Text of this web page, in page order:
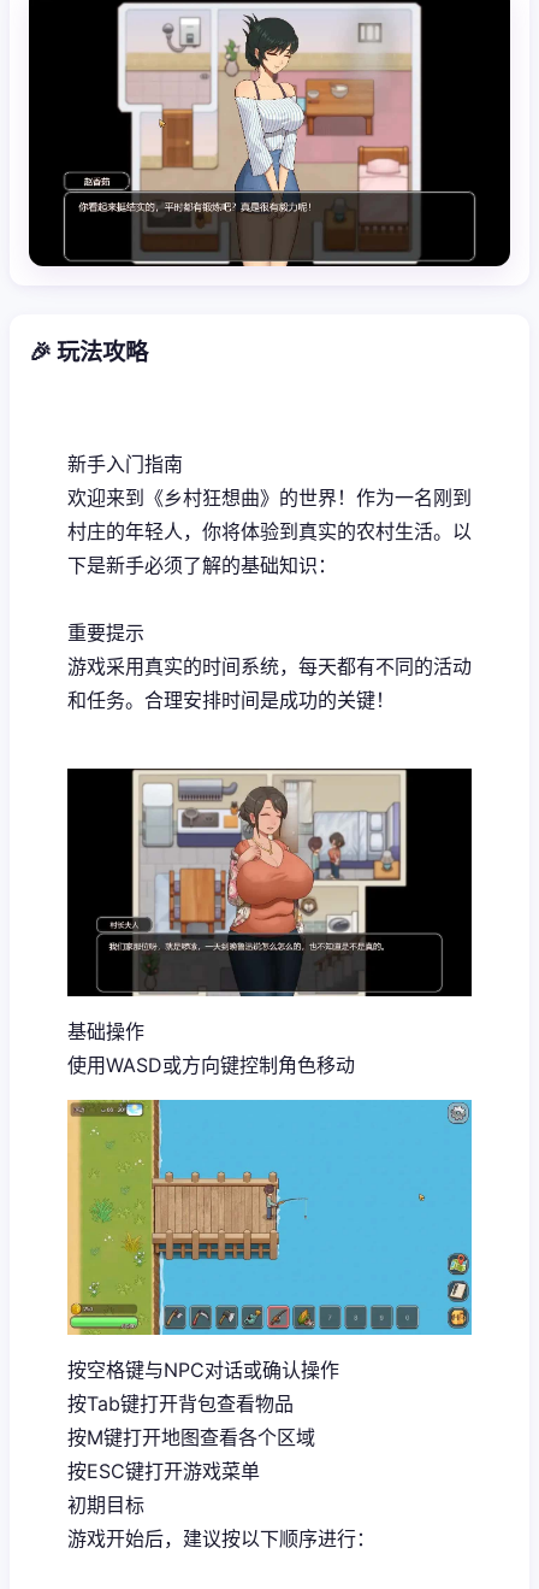
🎉 玩法攻略
新手入门指南
欢迎来到《乡村狂想曲》的世界！作为一名刚到
村庄的年轻人，你将体验到真实的农村生活。以
下是新手必须了解的基础知识：
重要提示
游戏采用真实的时间系统，每天都有不同的活动
和任务。合理安排时间是成功的关键！
基础操作
使用WASD或方向键控制角色移动
按空格键与NPC对话或确认操作
按Tab键打开背包查看物品
按M键打开地图查看各个区域
按ESC键打开游戏菜单
初期目标
游戏开始后，建议按以下顺序进行：